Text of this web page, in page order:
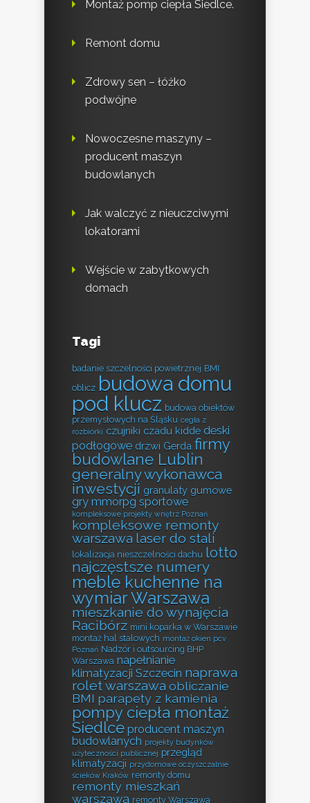
Montaż pomp ciepła Siedlce.
Remont domu
Zdrowy sen – łóżko
podwójne
Nowoczesne maszyny –
producent maszyn
budowlanych
Jak walczyć z nieuczciwymi
lokatorami
Wejście w zabytkowych
domach
Tagi
badanie szczelności powietrznej BMI
oblicz budowa domu
pod klucz budowa obiektów
przemysłowych na Śląsku cegła z
rozbiórki czujniki czadu kidde deski
podłogowe drzwi Gerda firmy
budowlane Lublin
generalny wykonawca
inwestycji granulaty gumowe
gry mmorpg sportowe
kompleksowe projekty wnętrz Poznań
kompleksowe remonty
warszawa laser do stali
lokalizacja nieszczelności dachu lotto
najczęstsze numery
meble kuchenne na
wymiar Warszawa
mieszkanie do wynajęcia
Racibórz mini koparka w Warszawie
montaż hal stalowych montaż okien pcv
Poznań Nadzór i outsourcing BHP
Warszawa napełnianie
klimatyzacji Szczecin naprawa
rolet warszawa obliczanie
BMI parapety z kamienia
pompy ciepła montaż
Siedlce producent maszyn
budowlanych projekty budynków
użyteczności publicznej przegląd
klimatyzacji przydomowe oczyszczalnie
ścieków Kraków remonty domu
remonty mieszkań
warszawa remonty Warszawa